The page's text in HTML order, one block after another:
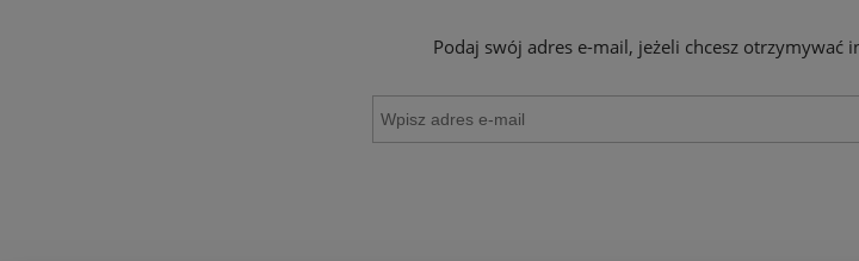
Podaj swój adres e-mail, jeżeli chcesz otrzymywać